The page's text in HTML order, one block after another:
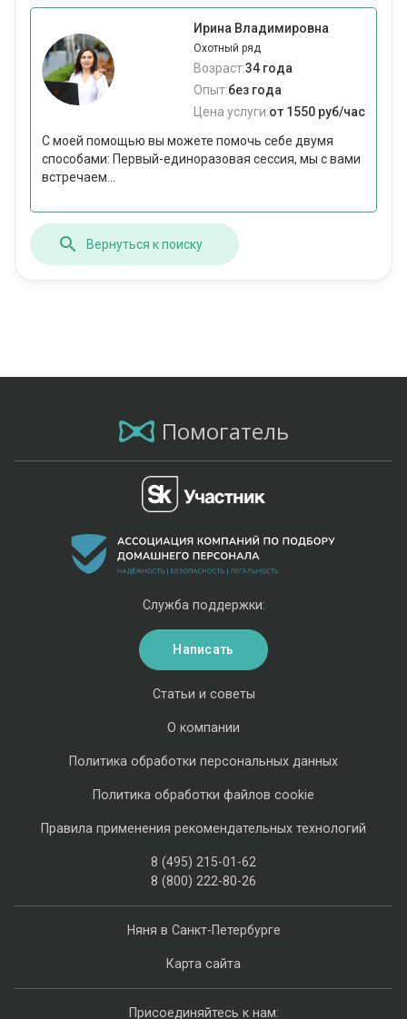
Ирина Владимировна
Охотный ряд
Возраст:34 года
Опыт:без года
Цена услуги:от 1550 руб/час
С моей помощью вы можете помочь себе двумя
способами: Первый-единоразовая сессия, мы с вами
встречаем...
Вернуться к поиску
Помогатель
Няня в Санкт-Петербурге
Карта сайта
Статьи и советы
О компании
Политика обработки персональных данных
Политика обработки файлов cookie
Правила применения рекомендательных технологий
8 (495) 215-01-62
8 (800) 222-80-26
Служба поддержки:
Написать
Присоединяйтесь к нам: